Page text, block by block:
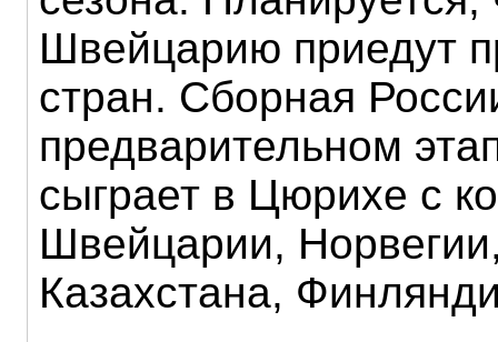
Швейцарию приедут
стран. Сборная
предварительном
сыграет в Цюрихе с
Швейцарии,
Казахстана,